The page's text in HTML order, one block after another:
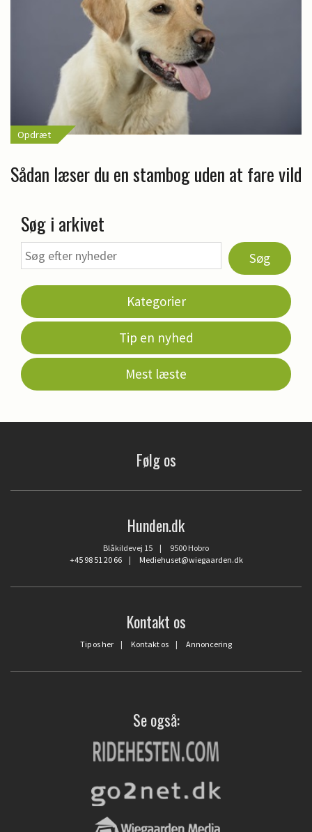
Opdræt
Sådan læser du en stambog uden at fare vild
Søg i arkivet
Søg
Kategorier
Tip en nyhed
Mest læste
Følg os
Hunden.dk
Blåkildevej 15 | 9500 Hobro
+45 98 51 20 66| Mediehuset@wiegaarden.dk
Kontakt os
Tip os her | Kontakt os | Annoncering
Se også: